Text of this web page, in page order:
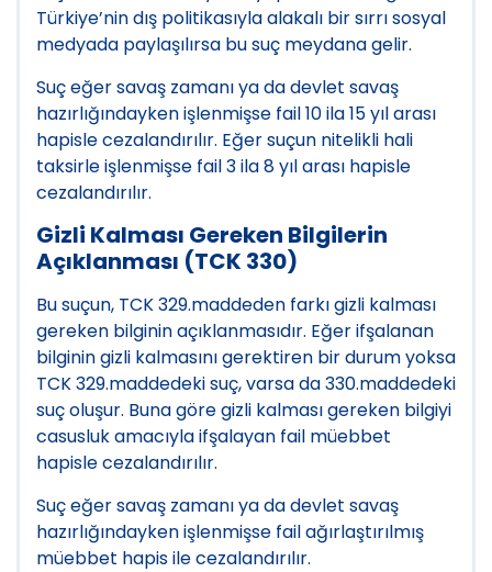
Türkiye’nin dış politikasıyla alakalı bir sırrı sosyal
medyada paylaşılırsa bu suç meydana gelir.
Suç eğer savaş zamanı ya da devlet savaş
hazırlığındayken işlenmişse fail 10 ila 15 yıl arası
hapisle cezalandırılır. Eğer suçun nitelikli hali
taksirle işlenmişse fail 3 ila 8 yıl arası hapisle
cezalandırılır.
Gizli Kalması Gereken Bilgilerin
Açıklanması (TCK 330)
Bu suçun, TCK 329.maddeden farkı gizli kalması
gereken bilginin açıklanmasıdır. Eğer ifşalanan
bilginin gizli kalmasını gerektiren bir durum yoksa
TCK 329.maddedeki suç, varsa da 330.maddedeki
suç oluşur. Buna göre gizli kalması gereken bilgiyi
casusluk amacıyla ifşalayan fail müebbet
hapisle cezalandırılır.
Suç eğer savaş zamanı ya da devlet savaş
hazırlığındayken işlenmişse fail ağırlaştırılmış
müebbet hapis ile cezalandırılır.